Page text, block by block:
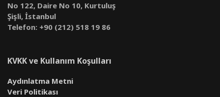
No 122, Daire No 10, Kurtuluş
Şişli, İstanbul
Telefon: +90 (212) 518 19 86
KVKK ve Kullanım Koşulları
Aydınlatma Metni
Veri Politikası